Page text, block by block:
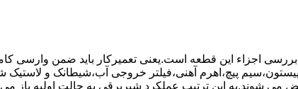
اجزاء این قطعه است.یعنی تعمیرکار باید ضمن وارسی
پیچ،اهرم آهنی،فیلتر خروجی آب،شیطانک و
شوند.به این ترتیب عملکرد شیربرقی به حالت اولیه باز